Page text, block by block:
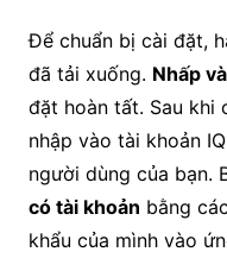
Để chuẩn bị cài đặt,
đã tải xuống. Nhấp
đặt hoàn tất. Sau khi
nhập vào tài khoản
người dùng của bạn.
có tài khoản bằng
khẩu của mình vào